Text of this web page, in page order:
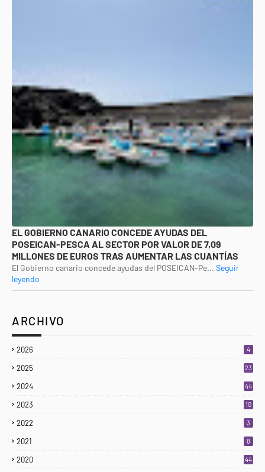
EL GOBIERNO CANARIO CONCEDE AYUDAS DEL
POSEICAN-PESCA AL SECTOR POR VALOR DE 7,09
MILLONES DE EUROS TRAS AUMENTAR LAS CUANTÍAS
El Gobierno canario concede ayudas del POSEICAN-Pe... Seguir
leyendo
ARCHIVO
2026 4
2025
23
2024 44
2023 10
2022 3
2021 8
2020 44